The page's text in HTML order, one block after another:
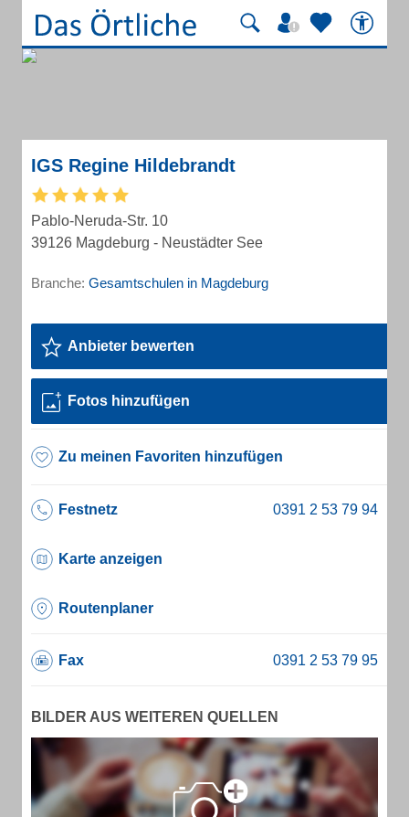
IGS Regine Hildebrandt
Pablo-Neruda-Str. 10
39126 Magdeburg - Neustädter See
Branche: Gesamtschulen in Magdeburg
Anbieter bewerten
Fotos hinzufügen
Zu meinen Favoriten hinzufügen
Festnetz
Karte anzeigen
Routenplaner
Fax
BILDER AUS WEITEREN QUELLEN